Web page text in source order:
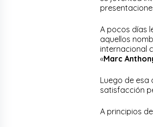
A pocos días
aquellos
internacional
«Marc
Luego de esa
satisfacción
A principios